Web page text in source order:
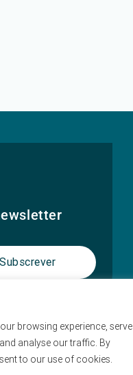
browsing experience, serve
analyse our traffic. By
to our use of cookies.
Subscrever